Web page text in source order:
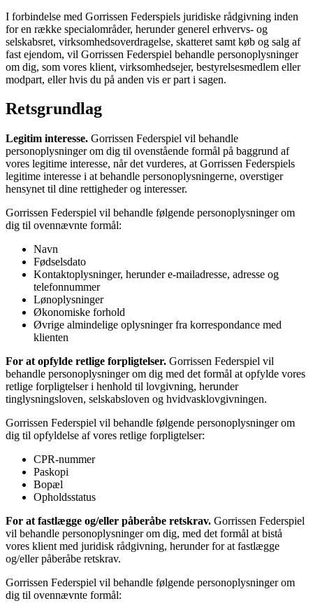
I forbindelse med Gorrissen Federspiels juridiske rådgivning inden
for en række specialområder, herunder generel erhvervs- og
selskabsret, virksomhedsoverdragelse, skatteret samt køb og salg af
fast ejendom, vil Gorrissen Federspiel behandle personoplysninger
om dig, som vores klient, virksomhedsejer, bestyrelsesmedlem eller
modpart, eller hvis du på anden vis er part i sagen.
Retsgrundlag
Legitim interesse. Gorrissen Federspiel vil behandle
personoplysninger om dig til ovenstående formål på baggrund af
vores legitime interesse, når det vurderes, at Gorrissen Federspiels
legitime interesse i at behandle personoplysningerne, overstiger
hensynet til dine rettigheder og interesser.
Gorrissen Federspiel vil behandle følgende personoplysninger om
dig til ovennævnte formål:
Navn
Fødselsdato
Kontaktoplysninger, herunder e-mailadresse, adresse og
telefonnummer
Lønoplysninger
Økonomiske forhold
Øvrige almindelige oplysninger fra korrespondance med
klienten
For at opfylde retlige forpligtelser. Gorrissen Federspiel vil
behandle personoplysninger om dig med det formål at opfylde vores
retlige forpligtelser i henhold til lovgivning, herunder
tinglysningsloven, selskabsloven og hvidvasklovgivningen.
Gorrissen Federspiel vil behandle følgende personoplysninger om
dig til opfyldelse af vores retlige forpligtelser:
CPR-nummer
Paskopi
Bopæl
Opholdsstatus
For at fastlægge og/eller påberåbe retskrav. Gorrissen Federspiel
vil behandle personoplysninger om dig, med det formål at bistå
vores klient med juridisk rådgivning, herunder for at fastlægge
og/eller påberåbe retskrav.
Gorrissen Federspiel vil behandle følgende personoplysninger om
dig til ovennævnte formål: